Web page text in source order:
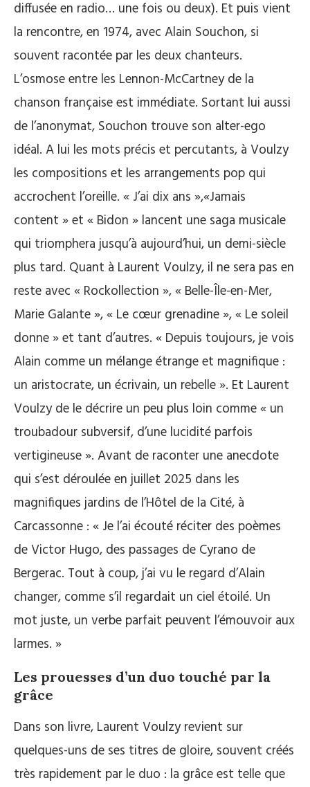
diffusée en radio… une fois ou deux). Et puis vient
la rencontre, en 1974, avec Alain Souchon, si
souvent racontée par les deux chanteurs.
L’osmose entre les Lennon-McCartney de la
chanson française est immédiate. Sortant lui aussi
de l’anonymat, Souchon trouve son alter-ego
idéal. A lui les mots précis et percutants, à Voulzy
les compositions et les arrangements pop qui
accrochent l’oreille. « J’ai dix ans »,«Jamais
content » et « Bidon » lancent une saga musicale
qui triomphera jusqu’à aujourd’hui, un demi-siècle
plus tard. Quant à Laurent Voulzy, il ne sera pas en
reste avec « Rockollection », « Belle-Île-en-Mer,
Marie Galante », « Le cœur grenadine », « Le soleil
donne » et tant d’autres. « Depuis toujours, je vois
Alain comme un mélange étrange et magnifique :
un aristocrate, un écrivain, un rebelle ». Et Laurent
Voulzy de le décrire un peu plus loin comme « un
troubadour subversif, d’une lucidité parfois
vertigineuse ». Avant de raconter une anecdote
qui s’est déroulée en juillet 2025 dans les
magnifiques jardins de l’Hôtel de la Cité, à
Carcassonne : « Je l’ai écouté réciter des poèmes
de Victor Hugo, des passages de Cyrano de
Bergerac. Tout à coup, j’ai vu le regard d’Alain
changer, comme s’il regardait un ciel étoilé. Un
mot juste, un verbe parfait peuvent l’émouvoir aux
larmes. »
Les prouesses d’un duo touché par la
grâce
Dans son livre, Laurent Voulzy revient sur
quelques-uns de ses titres de gloire, souvent créés
très rapidement par le duo : la grâce est telle que